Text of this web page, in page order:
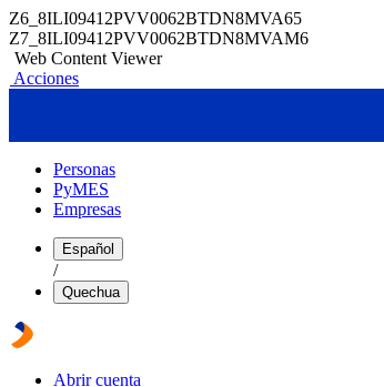
Z6_8ILI09412PVV0062BTDN8MVA65
Z7_8ILI09412PVV0062BTDN8MVAM6
Web Content Viewer
Acciones
Personas
PyMES
Empresas
Español
/
Quechua
Abrir cuenta